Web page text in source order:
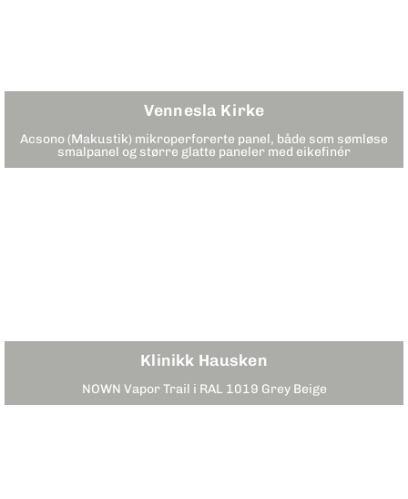
Vennesla Kirke
Acsono (Makustik) mikroperforerte panel, både som sømløse
smalpanel og større glatte paneler med eikefinér
Klinikk Hausken
NOWN Vapor Trail i RAL 1019 Grey Beige